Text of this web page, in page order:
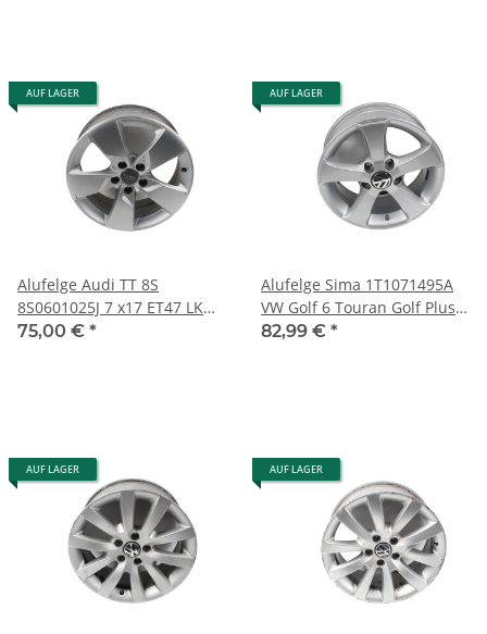
AUF LAGER
Alufelge Audi TT 8S
8S0601025J 7 x17 ET47 LK
5x112 Felge 1 Stück /D
75,00 € *
AUF LAGER
Alufelge Sima 1T1071495A
VW Golf 6 Touran Golf Plus
6,5Jx15 ET50 LK 5x112 Ronal
82,99 € *
AUF LAGER AUF LAGER